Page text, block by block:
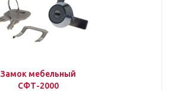
Замок мебельный
СФТ-2000